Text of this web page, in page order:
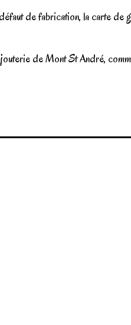
de fabrication, la carte
de Mont St André,